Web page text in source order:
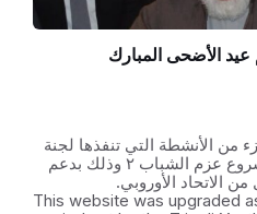
الأضحى المبارك
من الأنشطة التي تنفذها لجنة
شباب طرابلس ضمن مشروع عزم الشباب ٢ وذلك بدعم
الاتحاد الأوروبي.
This website was upgraded